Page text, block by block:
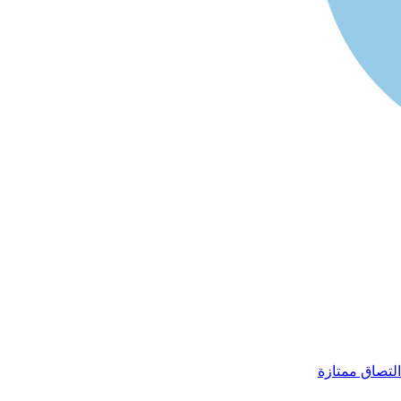
ممتازة